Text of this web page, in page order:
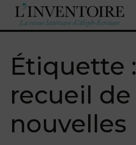
Étiquette :
recueil de
nouvelles